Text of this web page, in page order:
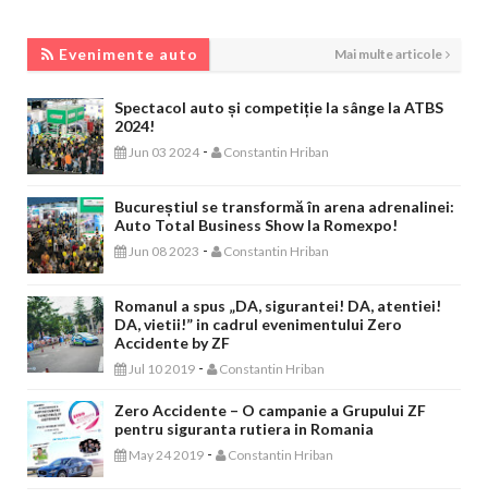
Evenimente auto Mai multe articole
Spectacol auto și competiție la sânge la ATBS
2024!
Jun 03 2024 - Constantin Hriban
Bucureștiul se transformă în arena adrenalinei:
Auto Total Business Show la Romexpo!
Jun 08 2023 - Constantin Hriban
Romanul a spus „DA, sigurantei! DA, atentiei!
DA, vietii!” in cadrul evenimentului Zero
Accidente by ZF
Jul 10 2019 - Constantin Hriban
Zero Accidente – O campanie a Grupului ZF
pentru siguranta rutiera in Romania
May 24 2019 - Constantin Hriban